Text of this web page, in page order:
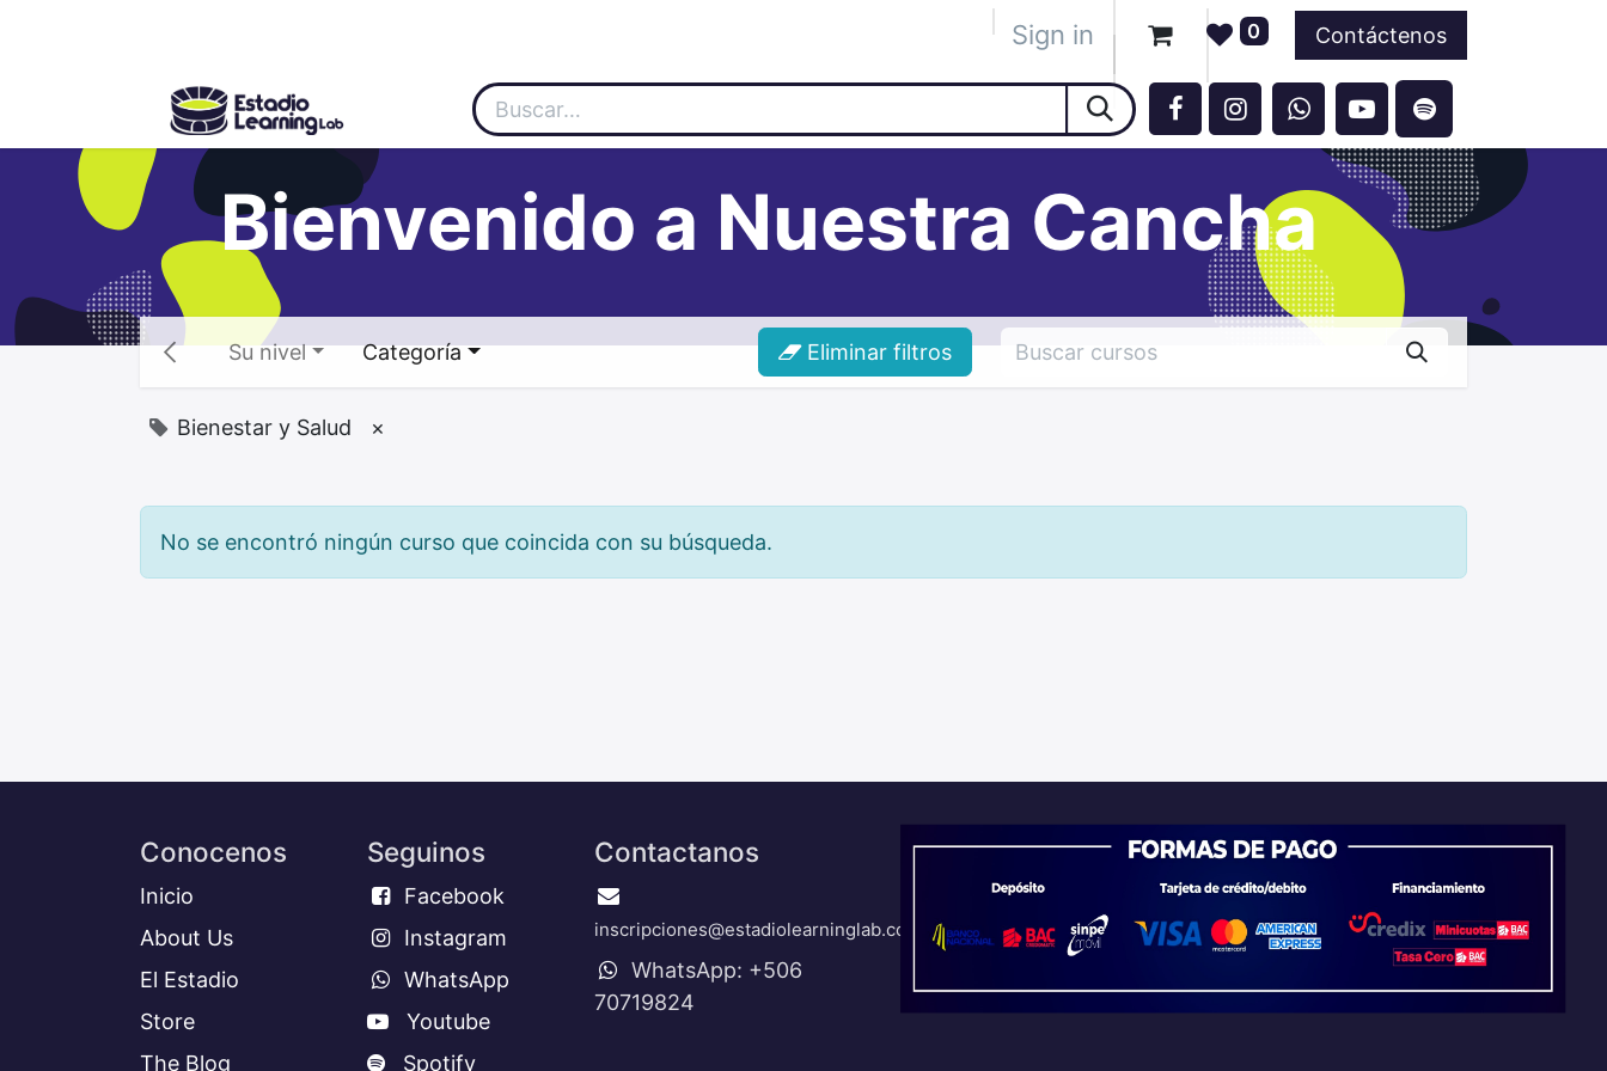
Socios Eventos
Sign in 0 Contáctenos
Bienvenido a Nuestra Cancha
Su nivel Categoría Eliminar filtros
Bienestar y Salud ×
No se encontró ningún curso que coincida con su búsqueda.
Conocenos
Inicio
About Us
El Estadio
Store
The Blog
Seguinos
Facebook
Instagram
WhatsApp
Youtube
Spotify
Contactanos
inscripciones@estadiolearninglab.com
WhatsApp: +506
70719824